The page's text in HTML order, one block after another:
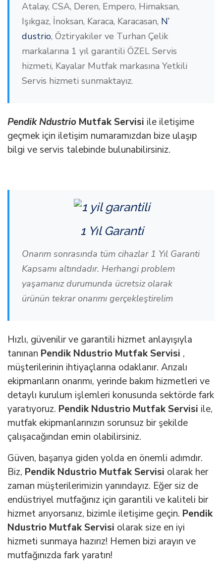
Atalay, CSA, Deren, Empero, Himaksan,
Işıkgaz, İnoksan, Karaca, Karacasan, N’
dustrio, Öztiryakiler ve Turhan Çelik
markalarına 1 yıl garantili ÖZEL Servis
hizmeti, Kayalar Mutfak markasına Yetkili
Servis hizmeti sunmaktayız.
Pendik Ndustrio Mutfak Servisi ile iletişime
geçmek için iletişim numaramızdan bize ulaşıp
bilgi ve servis talebinde bulunabilirsiniz.
1 Yıl Garanti
Onarım sonrasında tüm cihazlar 1 Yıl Garanti
Kapsamı altındadır. Herhangi problem
yaşamanız durumunda ücretsiz olarak
ürünün tekrar onarımı gerçekleştirelim
Hızlı, güvenilir ve garantili hizmet anlayışıyla
tanınan Pendik Ndustrio Mutfak Servisi ,
müşterilerinin ihtiyaçlarına odaklanır. Arızalı
ekipmanların onarımı, yerinde bakım hizmetleri ve
detaylı kurulum işlemleri konusunda sektörde fark
yaratıyoruz. Pendik Ndustrio Mutfak Servisi ile,
mutfak ekipmanlarınızın sorunsuz bir şekilde
çalışacağından emin olabilirsiniz.
Güven, başarıya giden yolda en önemli adımdır.
Biz, Pendik Ndustrio Mutfak Servisi olarak her
zaman müşterilerimizin yanındayız. Eğer siz de
endüstriyel mutfağınız için garantili ve kaliteli bir
hizmet arıyorsanız, bizimle iletişime geçin. Pendik
Ndustrio Mutfak Servisi olarak size en iyi
hizmeti sunmaya hazırız! Hemen bizi arayın ve
mutfağınızda fark yaratın!